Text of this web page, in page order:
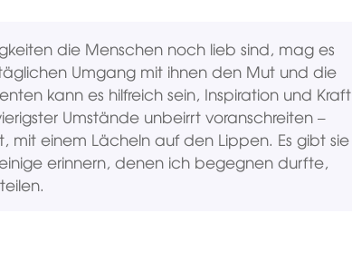
die Menschen noch lieb sind, mag es
Umgang mit ihnen den Mut und die
kann es hilfreich sein, Inspiration und Kraft
Umstände unbeirrt voranschreiten –
mit einem Lächeln auf den Lippen. Es gibt sie
erinnern, denen ich begegnen durfte,